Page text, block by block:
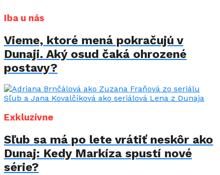
Iba u nás
Vieme, ktoré mená pokračujú v
Dunaji. Aký osud čaká ohrozené
postavy?
Exkluzívne
Sľub sa má po lete vrátiť neskôr ako
Dunaj: Kedy Markíza spustí nové
série?